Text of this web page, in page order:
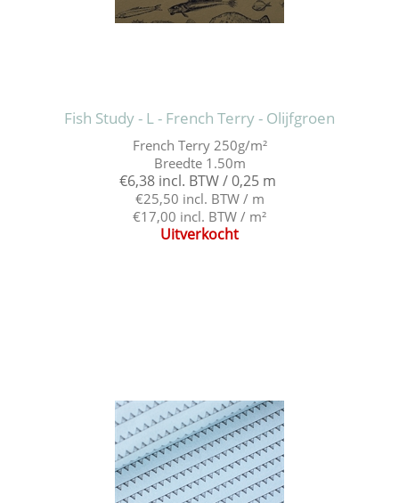
Fish Study - L - French Terry - Olijfgroen
French Terry 250g/m²
Breedte 1.50m
€6,38 incl. BTW / 0,25 m
€25,50 incl. BTW / m
€17,00 incl. BTW / m²
Uitverkocht